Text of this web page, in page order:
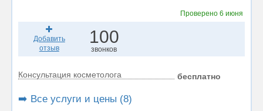
Проверено 6 июня
Добавить
отзыв
100
звонков
Консультация косметолога бесплатно
➡️ Все услуги и цены (8)